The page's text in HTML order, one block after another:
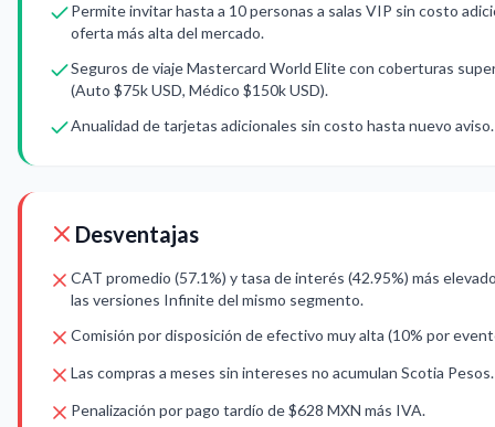
Permite invitar hasta a 10 personas a salas VIP sin costo
oferta más alta del mercado.
Seguros de viaje Mastercard World Elite con coberturas
(Auto $75k USD, Médico $150k USD).
Anualidad de tarjetas adicionales sin costo hasta nuevo aviso.
Desventajas
CAT promedio (57.1%) y tasa de interés (42.95%) más
las versiones Infinite del mismo segmento.
Comisión por disposición de efectivo muy alta (10% por
Las compras a meses sin intereses no acumulan Scotia Pesos.
Penalización por pago tardío de $628 MXN más IVA.